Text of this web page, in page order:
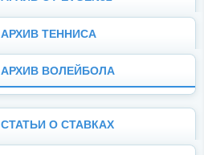
АРХИВ ТЕННИСА
АРХИВ ВОЛЕЙБОЛА
СТАТЬИ О СТАВКАХ